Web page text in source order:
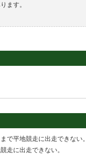
ます。
で平地競走に出走できない。
走に出走できない。